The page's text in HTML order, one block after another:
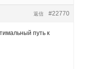
#22770
返信
путь к